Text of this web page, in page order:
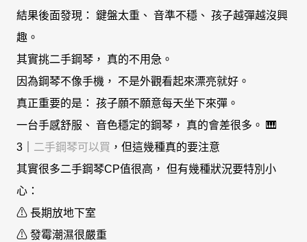
結果後面發現： 鍵盤太重、 音準不穩、 孩子越彈越沒興
趣。
其實挑二手鋼琴， 真的不用急。
因為鋼琴不像手機， 不是外觀看起來漂亮就好。
真正重要的是： 孩子願不願意每天坐下來彈。
一台手感舒服、 音色穩定的鋼琴， 真的會差很多。 🎹
3｜ 二手鋼琴可以買 ，但這幾種真的要注意
其實很多二手鋼琴CP值很高， 但有幾種狀況要特別小
心：
⚠ 長期放地下室
⚠ 發霉潮濕很嚴重